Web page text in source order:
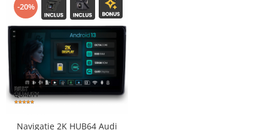
-20%
Navigatie 2K HUB64 Audi